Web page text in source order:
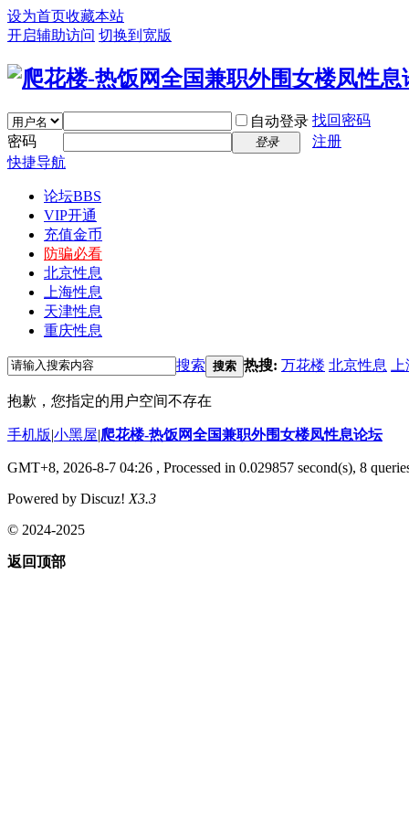
设为首页收藏本站
开启辅助访问 切换到宽版
自动登录 找回密码
密码
登录
注册
快捷导航
论坛BBS
VIP开通
充值金币
防骗必看
北京性息
上海性息
天津性息
重庆性息
搜索 搜索 热搜: 万花楼 北京性息
抱歉，您指定的用户空间不存在
手机版|小黑屋|爬花楼-热饭网全国兼职外围女楼凤性息论坛
GMT+8, 2026-8-7 04:26 , Processed in 0.029857 second(s), 8
Powered by Discuz! X3.3
© 2024-2025
返回顶部